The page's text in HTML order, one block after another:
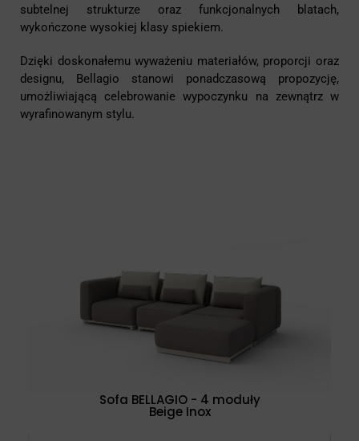
subtelnej strukturze oraz funkcjonalnych blatach,
wykończone wysokiej klasy spiekiem.
Dzięki doskonałemu wyważeniu materiałów, proporcji oraz
designu, Bellagio stanowi ponadczasową propozycję,
umożliwiającą celebrowanie wypoczynku na zewnątrz w
wyrafinowanym stylu.
Sofa BELLAGIO - 4 moduły
Beige Inox